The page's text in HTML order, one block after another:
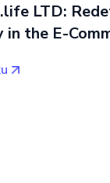
LTD:
in the E-